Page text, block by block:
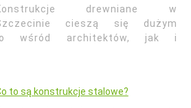
drewniane w
cieszą się dużym
wśród architektów, jak i
to są konstrukcje stalowe?